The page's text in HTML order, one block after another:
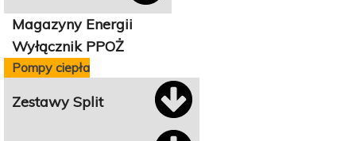
Magazyny Energii
Wyłącznik PPOŻ
Pompy ciepła
Zestawy Split